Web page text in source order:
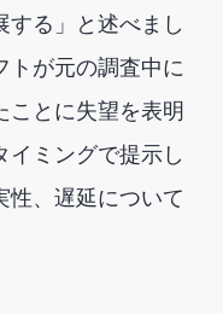
る」と述べまし
トが元の調査中に
ことに失望を表明
イミングで提示し
性、遅延について